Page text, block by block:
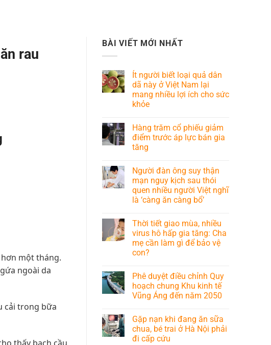
rau
hơn một tháng.
ngoài da
cải trong bữa
BÀI VIẾT MỚI NHẤT
Ít người biết loại quả dân
dã này ở Việt Nam lại
mang nhiều lợi ích cho sức
khỏe
Hàng trăm cổ phiếu giảm
điểm trước áp lực bán gia
tăng
Người đàn ông suy thận
mạn nguy kịch sau thói
quen nhiều người Việt nghĩ
là ‘càng ăn càng bổ’
Thời tiết giao mùa, nhiều
virus hô hấp gia tăng: Cha
mẹ cần làm gì để bảo vệ
con?
Phê duyệt điều chỉnh Quy
hoạch chung Khu kinh tế
Vũng Áng đến năm 2050
Gặp nạn khi đang ăn sữa
chua, bé trai ở Hà Nội phải
đi cấp cứu